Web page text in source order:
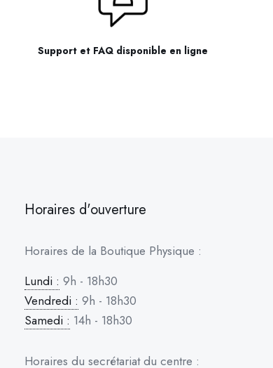
Support et FAQ disponible en ligne
Horaires d'ouverture
Horaires de la Boutique Physique :
Lundi : 9h - 18h30
Vendredi : 9h - 18h30
Samedi : 14h - 18h30
Horaires du secrétariat du centre :